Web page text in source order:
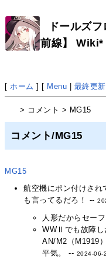
ドールズ
前線】 Wiki*
[ ホーム ] [ Menu 最終更新
> コメント > MG15
コメント/MG15
MG15
航空機にポン付けされ
も言ってるだろ！ --
人形だからセー
WWⅡでも故障し
AN/M2（M1919
平気。 -- 2024-06-